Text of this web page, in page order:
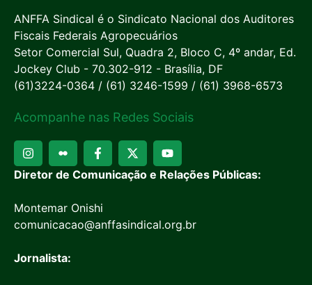
ANFFA Sindical é o Sindicato Nacional dos Auditores
Fiscais Federais Agropecuários
Setor Comercial Sul, Quadra 2, Bloco C, 4º andar, Ed.
Jockey Club - 70.302-912 - Brasília, DF
(61)3224-0364 / (61) 3246-1599 / (61) 3968-6573
Acompanhe nas Redes Sociais
Diretor de Comunicação e Relações Públicas:
Montemar Onishi
comunicacao@anffasindical.org.br
Jornalista: